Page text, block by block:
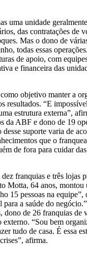
uma unidade
das contratações de
Mas o dono de
todas essas
de apoio, com
e financeira das
objetivo manter a
resultados. “E
estrutura externa”,
da ABF e dono de 19
suporte varia de
que o
de fora para cuidar
franquias e três lojas
Motta, 64 anos, montou
15 pessoas na equipe”,
para a saúde do
dono de 26 franquias de
“Sou bem
tudo de casa. É essa
afirma.